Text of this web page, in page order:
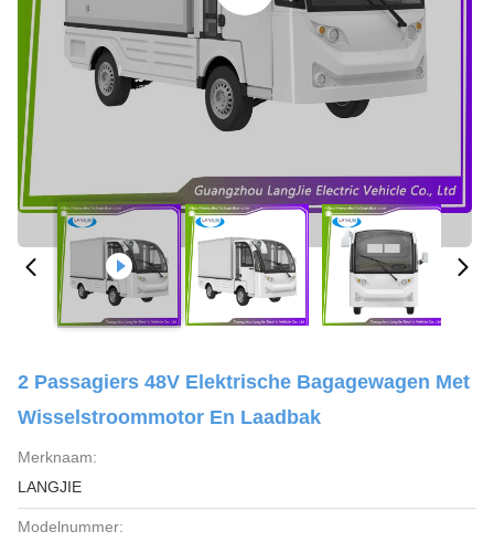
2 Passagiers 48V Elektrische Bagagewagen Met
Wisselstroommotor En Laadbak
Merknaam:
LANGJIE
Modelnummer: